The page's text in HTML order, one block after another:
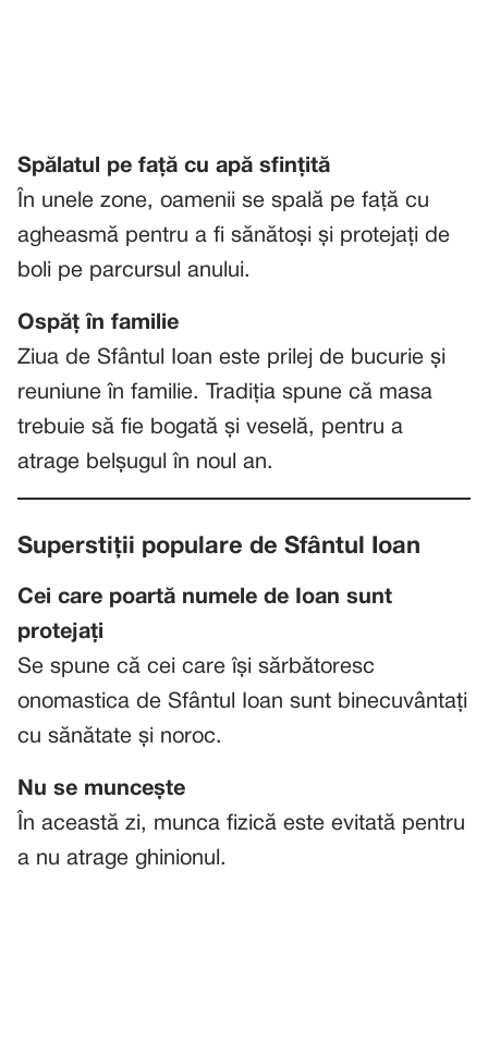
Spălatul pe față cu apă sfințită
În unele zone, oamenii se spală pe față cu
agheasmă pentru a fi sănătoși și protejați de
boli pe parcursul anului.
Ospăț în familie
Ziua de Sfântul Ioan este prilej de bucurie și
reuniune în familie. Tradiția spune că masa
trebuie să fie bogată și veselă, pentru a
atrage belșugul în noul an.
Superstiții populare de Sfântul Ioan
Cei care poartă numele de Ioan sunt
protejați
Se spune că cei care își sărbătoresc
onomastica de Sfântul Ioan sunt binecuvântați
cu sănătate și noroc.
Nu se muncește
În această zi, munca fizică este evitată pentru
a nu atrage ghinionul.